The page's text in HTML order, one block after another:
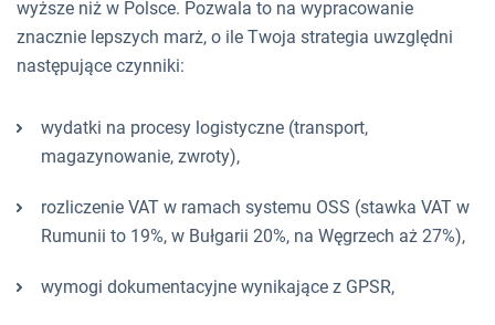
wyższe niż w Polsce. Pozwala to na wypracowanie
znacznie lepszych marż, o ile Twoja strategia uwzględni
następujące czynniki:
wydatki na procesy logistyczne (transport,
magazynowanie, zwroty),
rozliczenie VAT w ramach systemu OSS (stawka VAT w
Rumunii to 19%, w Bułgarii 20%, na Węgrzech aż 27%),
wymogi dokumentacyjne wynikające z GPSR,